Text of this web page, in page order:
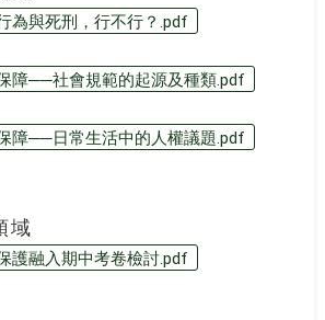
為與死刑，行不行？.pdf
障──社會規範的起源及種類.pdf
障──日常生活中的人權議題.pdf
域
護融入期中考卷檢討.pdf